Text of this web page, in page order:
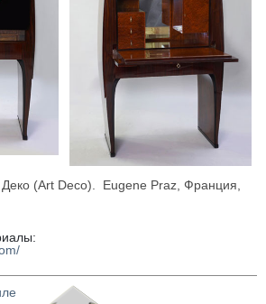
(Art Deco). Eugene Praz, Франция,